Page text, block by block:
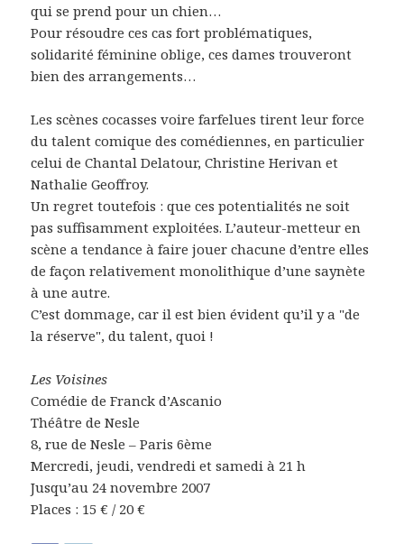
qui se prend pour un chien…
Pour résoudre ces cas fort problématiques,
solidarité féminine oblige, ces dames trouveront
bien des arrangements…
Les scènes cocasses voire farfelues tirent leur force
du talent comique des comédiennes, en particulier
celui de Chantal Delatour, Christine Herivan et
Nathalie Geoffroy.
Un regret toutefois : que ces potentialités ne soit
pas suffisamment exploitées. L’auteur-metteur en
scène a tendance à faire jouer chacune d’entre elles
de façon relativement monolithique d’une saynète
à une autre.
C’est dommage, car il est bien évident qu’il y a "de
la réserve", du talent, quoi !
Les Voisines
Comédie de Franck d’Ascanio
Théâtre de Nesle
8, rue de Nesle – Paris 6ème
Mercredi, jeudi, vendredi et samedi à 21 h
Jusqu’au 24 novembre 2007
Places : 15 € / 20 €